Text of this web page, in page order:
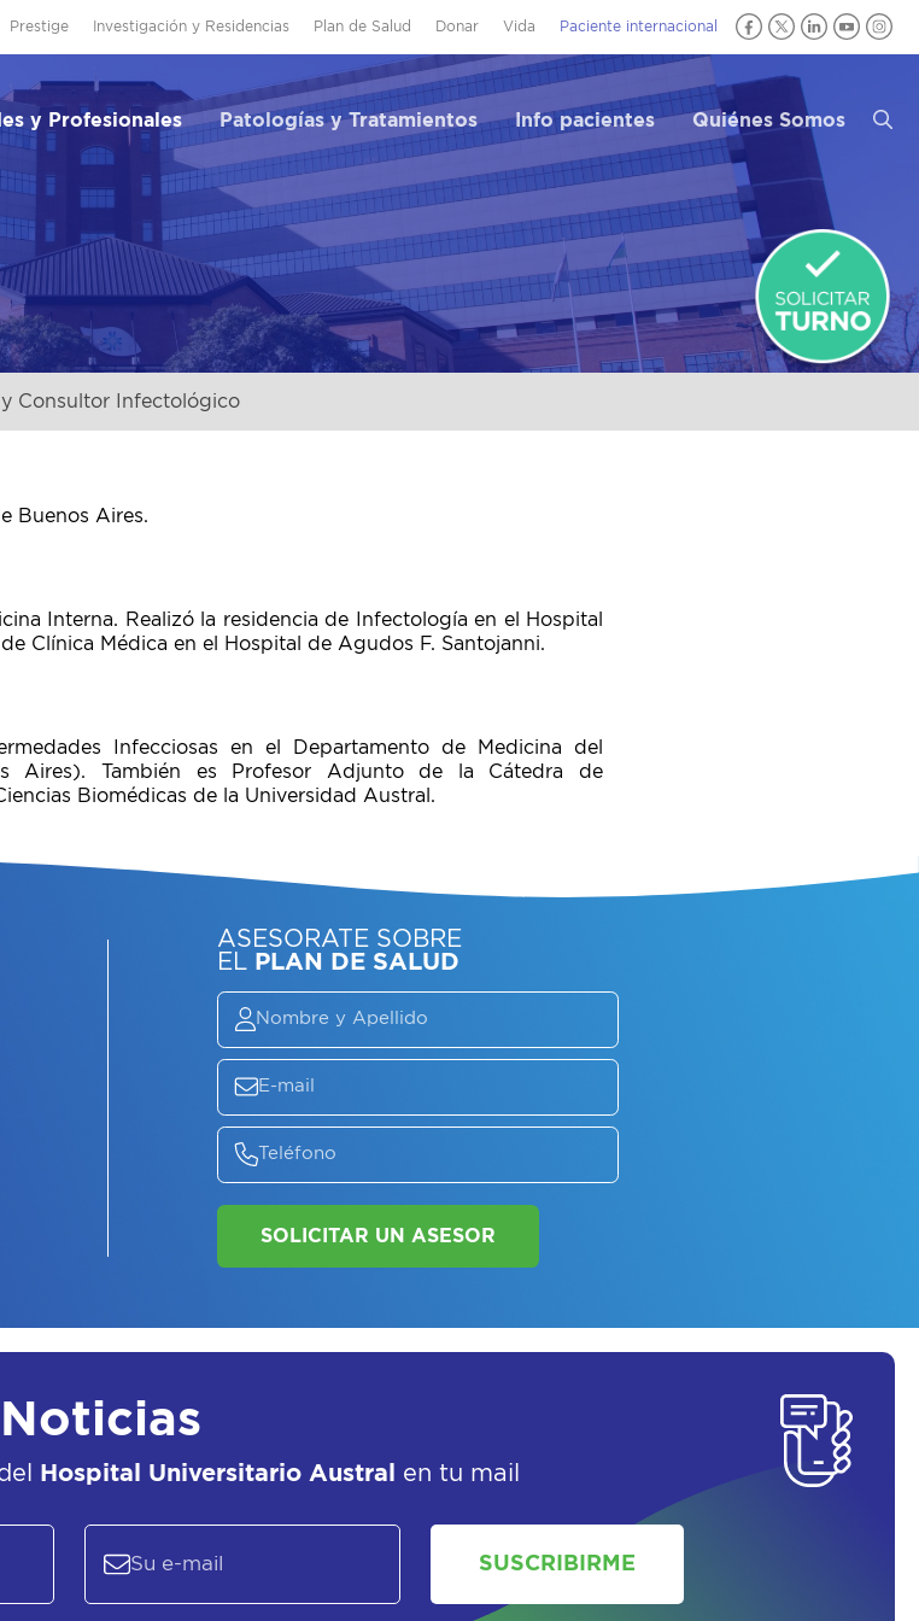
Prestige Investigación y Residencias Plan de Salud Donar Vida Paciente internacional
y Profesionales Patologías y Tratamientos Info pacientes Quiénes Somos
Consultor Infectológico
Buenos Aires.
Interna. Realizó la residencia de Infectología en el Hospital
Clínica Médica en el Hospital de Agudos F. Santojanni.
Infecciosas en el Departamento de Medicina del
Aires). También es Profesor Adjunto de la Cátedra de
Biomédicas de la Universidad Austral.
ASESORATE SOBRE
ELPLAN DE SALUD
Noticias
Hospital Universitario Austral en tu mail
SUSCRIBIRME